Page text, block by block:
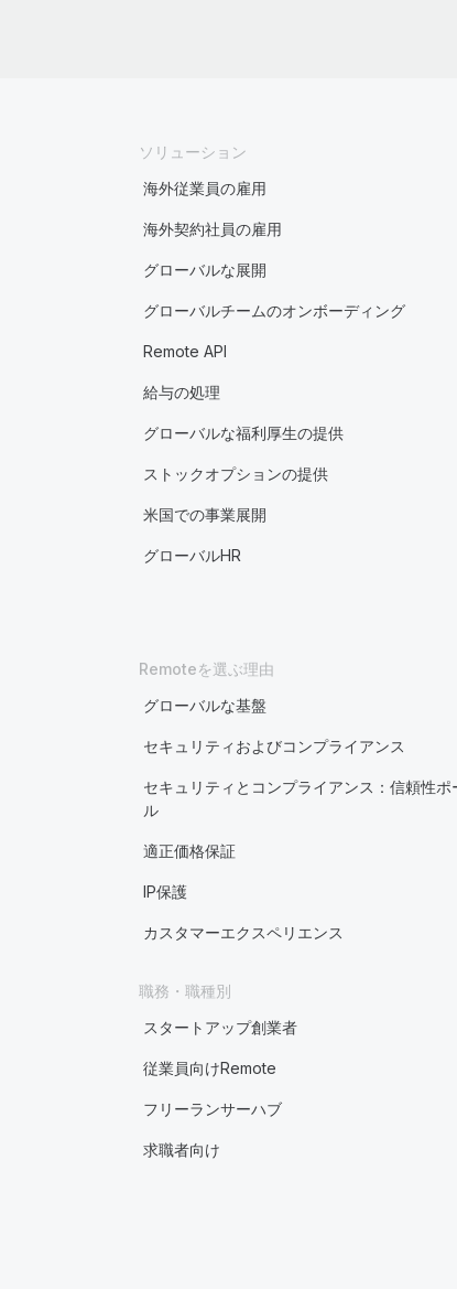
ソリューション
海外従業員の雇用
海外契約社員の雇用
グローバルな展開
グローバルチームのオンボーディング
Remote API
給与の処理
グローバルな福利厚生の提供
ストックオプションの提供
米国での事業展開
グローバルHR
Remoteを選ぶ理由
グローバルな基盤
セキュリティおよびコンプライアンス
セキュリティとコンプライアンス：信頼性ポ
ル
適正価格保証
IP保護
カスタマーエクスペリエンス
職務・職種別
スタートアップ創業者
従業員向けRemote
フリーランサーハブ
求職者向け